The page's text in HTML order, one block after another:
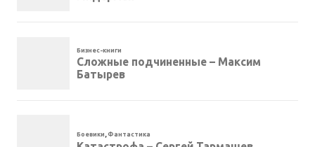
Бизнес-книги
Сложные подчиненные – Максим
Батырев
Боевики ,Фантастика